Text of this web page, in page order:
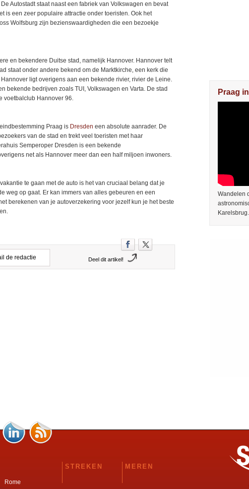
Autostadt staat naast een fabriek van Volkswagen en bevat
is een zeer populaire attractie onder toeristen. Ook het
Wolfsburg zijn bezienswaardigheden die een bezoekje
en bekendere Duitse stad, namelijk Hannover. Hannover telt
staat onder andere bekend om de Marktkirche, een kerk die
ligt overigens aan een bekende rivier, rivier de Leine.
bekende bedrijven zoals TUI, Volkswagen en Varta. De stad
voetbalclub Hannover 96.
Praag is Dresden een absolute aanrader. De
van de stad en trekt veel toeristen met haar
Semperoper Dresden is een bekende
net als Hannover meer dan een half miljoen inwoners.
te gaan met de auto is het van cruciaal belang dat je
weg op gaat. Er kan immers van alles gebeuren en een
berekenen van je autoverzekering voor jezelf kun je het beste
de redactie Deel dit artikel!
Praag
Wandelen
Karelsbrug.
Rome
STREKEN
MEREN